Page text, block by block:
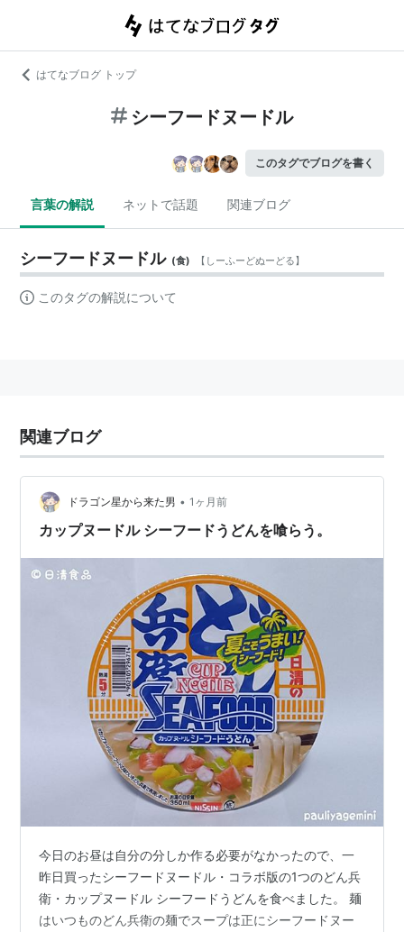
はてなブログ トップ
シーフードヌードル
このタグでブログを書く
言葉の解説 ネットで話題 関連ブログ
シーフードヌードル (食) 【 しーふーどぬーどる】
このタグの解説について
関連ブログ
ドラゴン星から来た男 • 1ヶ月前
カップヌードル シーフードうどんを喰らう。
今日のお昼は自分の分しか作る必要がなかったので、一
昨日買ったシーフードヌードル・コラボ版の1つのどん兵
衛・カップヌードル シーフードうどんを食べました。 麺
はいつものどん兵衛の麺でスープは正にシーフードヌー